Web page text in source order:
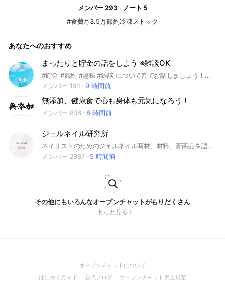
メンバー 293
ノート 5
#食費月3.5万節約冷凍ストック
あなたへのおすすめ
まったりと貯金の話をしよう ※雑談OK
#貯金 #節約 #趣味 #雑談 について皆でお話しましょう！！雑談OKです！よろしくお願いいたします！！
メンバー 164
9 時間前
無添加、健康食で心も身体も元気になろう！
メンバー 838 8 時間前
ジェルネイル研究所
ネイリストのためのジェルネイル商材、材料、新商品を語りましょう💅
メンバー 2987
5 時間前
その他にもいろんなオープンチャットがもりだくさん
もっと見る
オープンチャットについて
in
はじめてガイド (Open
公式ブログ (Open
オープンチャット禁止規定(Open